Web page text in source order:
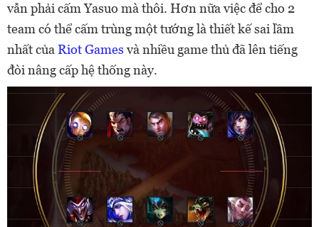
vẫn phải cấm Yasuo mà thôi. Hơn nữa việc để cho 2
team có thể cấm trùng một tướng là thiết kế sai lầm
nhất của Riot Gamesvà nhiều game thủ đã lên tiếng
đòi nâng cấp hệ thống này.